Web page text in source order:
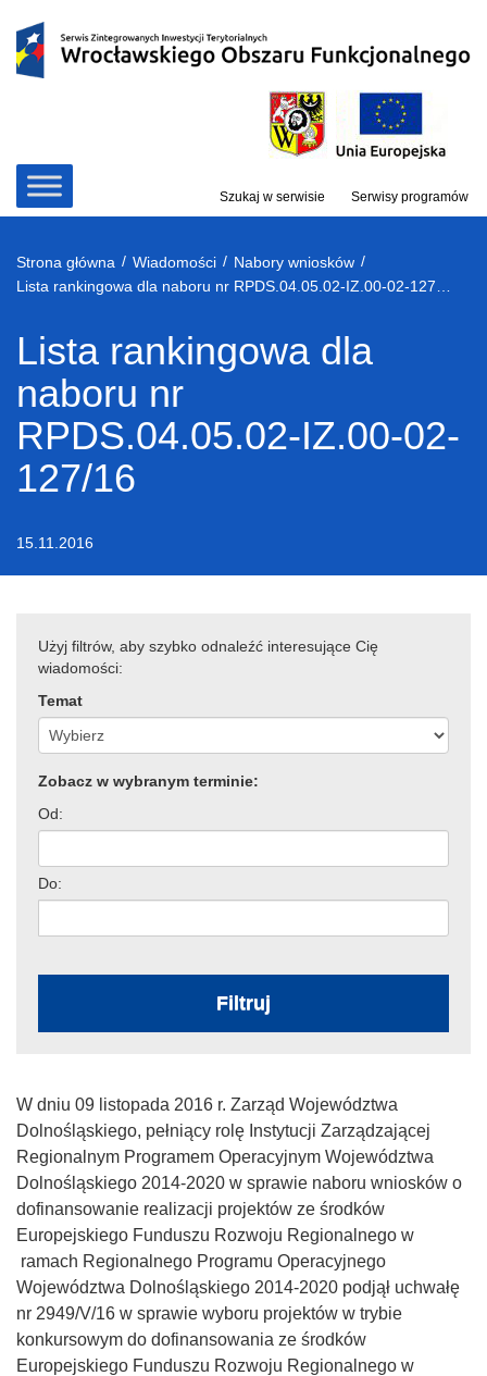
treści
Szukaj w serwisie Serwisy programów
Strona główna / Wiadomości / Nabory wniosków /
Lista rankingowa dla
naboru nr
RPDS.04.05.02-IZ.00-02-
127/16
15.11.2016
Użyj filtrów, aby szybko odnaleźć interesujące Cię
wiadomości:
Temat
Zobacz w wybranym terminie:
Od:
Do:
Filtruj
W dniu 09 listopada 2016 r. Zarząd Województwa
Dolnośląskiego, pełniący rolę Instytucji Zarządzającej
Regionalnym Programem Operacyjnym Województwa
Dolnośląskiego 2014-2020 w sprawie naboru wniosków o
dofinansowanie realizacji projektów ze środków
Europejskiego Funduszu Rozwoju Regionalnego w
ramach Regionalnego Programu Operacyjnego
Województwa Dolnośląskiego 2014-2020 podjął uchwałę
nr 2949/V/16 w sprawie wyboru projektów w trybie
konkursowym do dofinansowania ze środków
Europejskiego Funduszu Rozwoju Regionalnego w